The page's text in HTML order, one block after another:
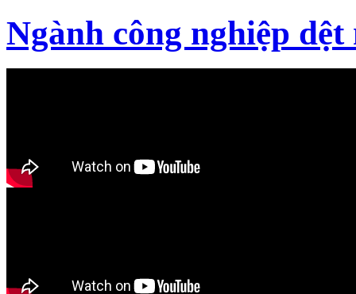
Ngành công nghiệp